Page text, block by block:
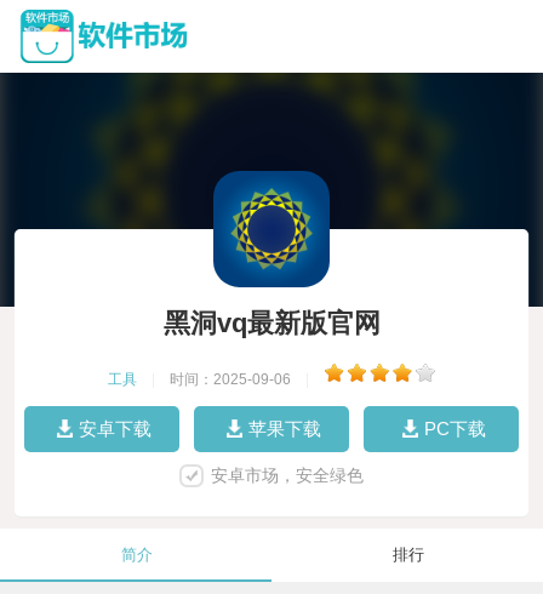
黑洞vq最新版官网
工具 时间：2025-09-06
安卓下载 苹果下载 PC下载
安卓市场，安全绿色
简介 排行